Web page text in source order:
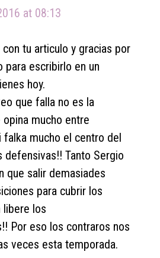
at 08:13
tu articulo y gracias por
escribirlo en un
hoy.
que falla no es la
mucho entre
falka mucho el centro del
defensivas!! Tanto Sergio
que salir demasiades
para cubrir los
libere los
Por eso los contraros nos
veces esta temporada.